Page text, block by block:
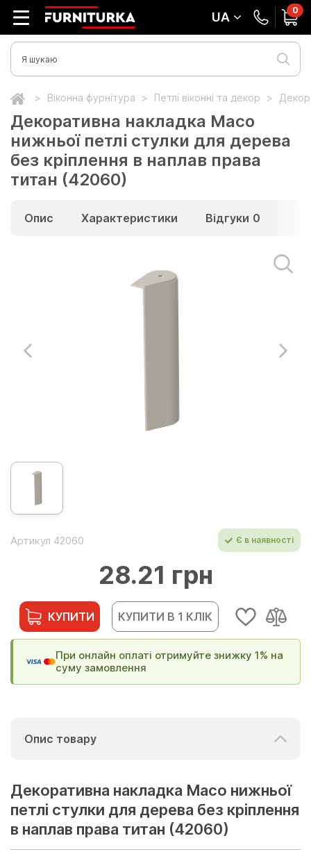
UA 0
Віконна фурнітура Петлі віконні та декор
Декоративна накладка Maco
нижньої петлі стулки для дерева
без кріплення в наплав права
титан (42060)
Опис Характеристики Відгуки 0
Артикул 42060 Є в наявності
28.21 грн
КУПИТИ КУПИТИ В 1 КЛІК
При онлайн оплаті отримуйте знижку 1% на
суму замовлення
Опис товару
Декоративна накладка Maco нижньої
петлі стулки для дерева без кріплення
в наплав права титан (42060)